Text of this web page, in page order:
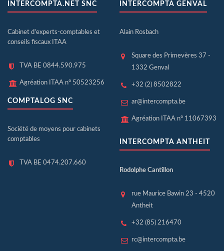
INTERCOMPTA.NET SNC
Cabinet d'experts-comptables et
conseils fiscaux ITAA
TVA BE 0844.590.975
Agréation ITAA n° 50523256
COMPTALOG SNC
Société de moyens pour cabinets
comptables
TVA BE 0474.207.660
INTERCOMPTA GENVAL
Alain Rosbach
Square des Primevères 37 -
1332 Genval
+32 (2) 8502822
ar@intercompta.be
Agréation ITAA n° 11067393
INTERCOMPTA ANTHEIT
Rodolphe Cantillon
rue Maurice Bawin 23 - 4520
Antheit
+32 (85) 216470
rc@intercompta.be